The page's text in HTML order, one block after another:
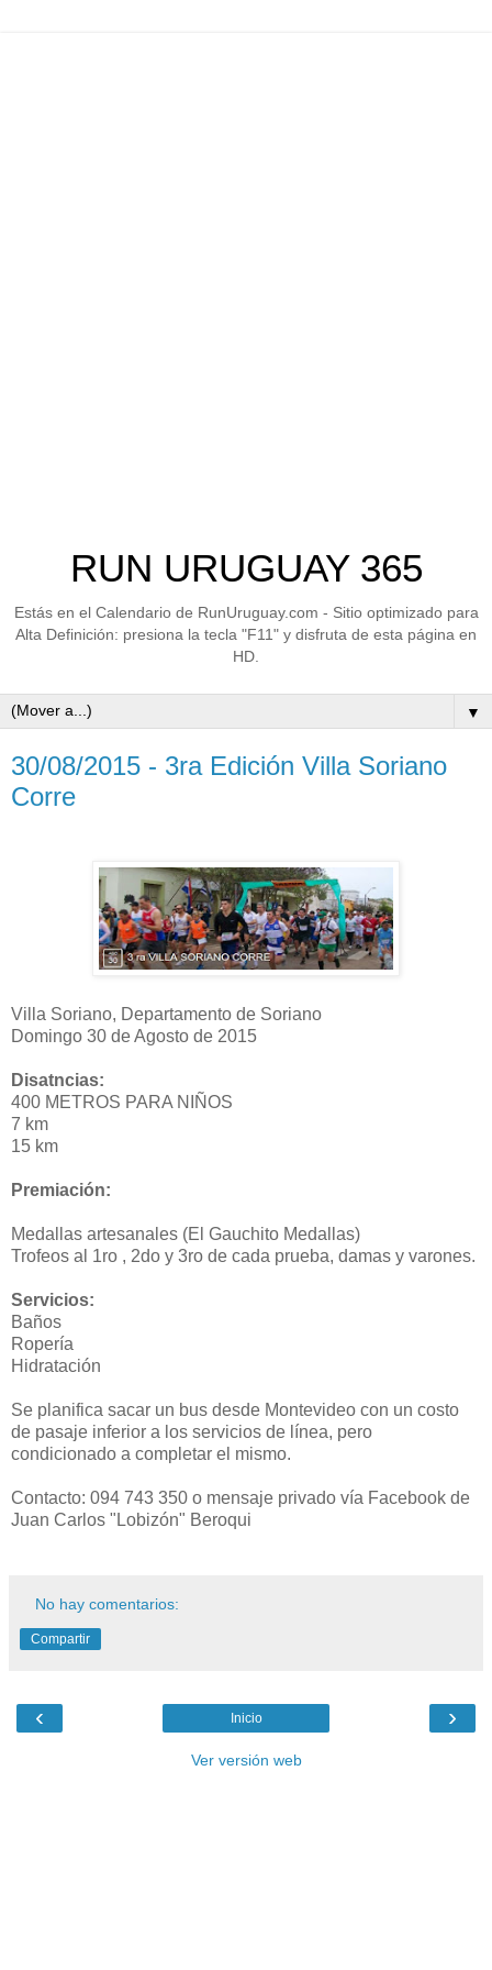
RUN URUGUAY 365
Estás en el Calendario de RunUruguay.com - Sitio optimizado para
Alta Definición: presiona la tecla "F11" y disfruta de esta página en
HD.
▼
30/08/2015 - 3ra Edición Villa Soriano
Corre
Villa Soriano, Departamento de Soriano
Domingo 30 de Agosto de 2015
Disatncias:
400 METROS PARA NIÑOS
7 km
15 km
Premiación:
Medallas artesanales (El Gauchito Medallas)
Trofeos al 1ro , 2do y 3ro de cada prueba, damas y varones.
Servicios:
Baños
Ropería
Hidratación
Se planifica sacar un bus desde Montevideo con un costo
de pasaje inferior a los servicios de línea, pero
condicionado a completar el mismo.
Contacto: 094 743 350 o mensaje privado vía Facebook de
Juan Carlos "Lobizón" Beroqui
No hay comentarios:
Compartir
‹ ›
Inicio
Ver versión web